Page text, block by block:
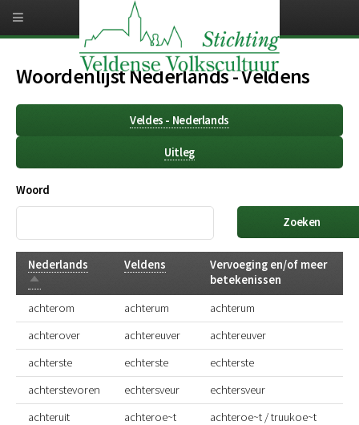
naar
inhoud
gaanWoordenlijst Nederlands - Veldens
Veldes - Nederlands
Uitleg
Woord
Nederlands
Aflopend
sorteren
Veldens
Vervoeging en/of meer
betekenissen
achterom
achterum
achterum
achterover
achtereuver
achtereuver
achterste
echterste
echterste
achterstevoren
echtersveur
echtersveur
achteruit
achteroe~t
achteroe~t / truukoe~t